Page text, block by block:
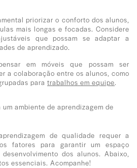
priorizar o conforto dos alunos,
mais longas e focadas. Considere
que possam se adaptar a
de aprendizado.
em móveis que possam ser
a colaboração entre os alunos, como
para trabalhos em equipe.
ambiente de aprendizagem de
de qualidade requer a
fatores para garantir um espaço
dos alunos. Abaixo,
essenciais. Acompanhe!